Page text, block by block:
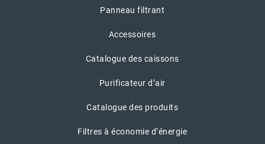
Panneau filtrant
Accessoires
Catalogue des caissons
Purificateur d’air
Catalogue des produits
Filtres à économie d’énergie